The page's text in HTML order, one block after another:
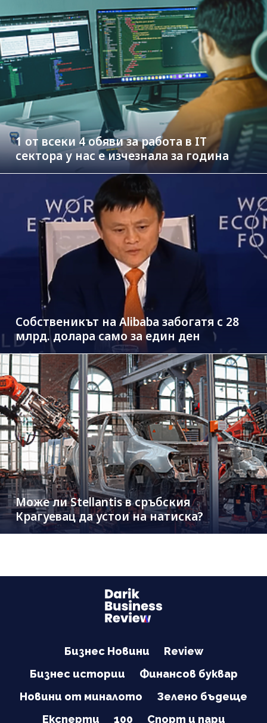
1 от всеки 4 обяви за работа в IT
сектора у нас е изчезнала за година
Собственикът на Alibaba забогатя с 28
млрд. долара само за един ден
Може ли Stellantis в сръбския
Крагуевац да устои на натиска?
Бизнес Новини
Review
Бизнес истории
Финансов буквар
Новини от миналото
Зелено бъдеще
Експерти
100 Спорт и пари